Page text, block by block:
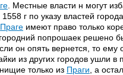
. Местные власти н могут
г по указу властей
Праге имеют право только
попрошаек решено
он опять вернется, то ему
из других городов ушли в
только из Праги , а